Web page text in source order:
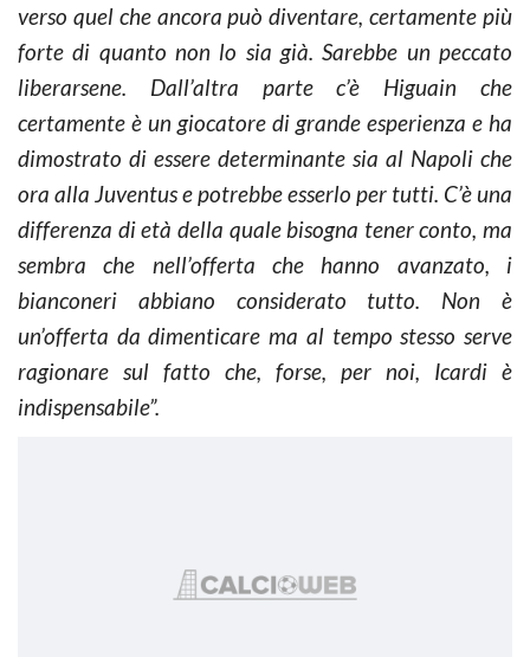
verso quel che ancora può diventare, certamente più
forte di quanto non lo sia già. Sarebbe un peccato
liberarsene. Dall’altra parte c’è Higuain che
certamente è un giocatore di grande esperienza e ha
dimostrato di essere determinante sia al Napoli che
ora alla Juventus e potrebbe esserlo per tutti. C’è una
differenza di età della quale bisogna tener conto, ma
sembra che nell’offerta che hanno avanzato, i
bianconeri abbiano considerato tutto. Non è
un’offerta da dimenticare ma al tempo stesso serve
ragionare sul fatto che, forse, per noi, Icardi è
indispensabile”.